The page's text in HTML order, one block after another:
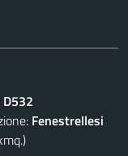
D532
Fenestrellesi